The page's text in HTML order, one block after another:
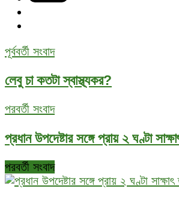
পূর্ববর্তী সংবাদ
লেবু চা কতটা স্বাস্থ্যকর?
পরবর্তী সংবাদ
প্রধান উপদেষ্টার সঙ্গে প্রায় ২ ঘণ্টা
পরবর্তী সংবাদ